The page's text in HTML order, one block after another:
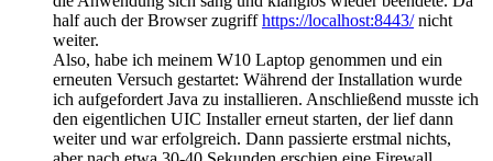
half auch der Browser zugriffhttps://localhost:8443/nicht
weiter.
Also, habe ich meinem W10 Laptop genommen und ein
erneuten Versuch gestartet: Während der Installation wurde
ich aufgefordert Java zu installieren. Anschließend musste ich
den eigentlichen UIC Installer erneut starten, der lief dann
weiter und war erfolgreich. Dann passierte erstmal nichts,